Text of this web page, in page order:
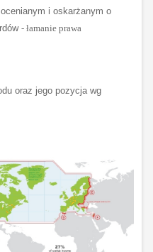
i oskarżanym o
- łamanie prawa
oraz jego pozycja wg